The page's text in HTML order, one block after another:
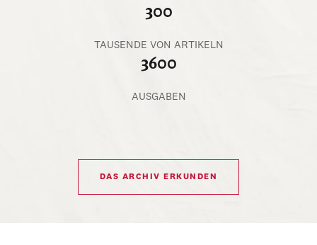
300
TAUSENDE VON ARTIKELN
3600
AUSGABEN
DAS ARCHIV ERKUNDEN